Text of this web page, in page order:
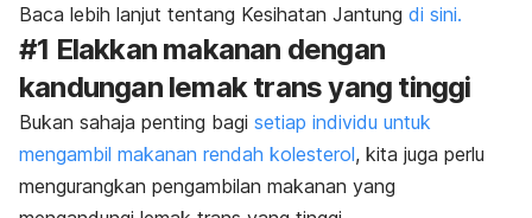
Baca lebih lanjut tentang Kesihatan Jantung di sini.
#1 Elakkan makanan dengan
kandungan lemak trans yang tinggi
Bukan sahaja penting bagi setiap individu untuk
mengambil makanan rendah kolesterol, kita juga perlu
mengurangkan pengambilan makanan yang